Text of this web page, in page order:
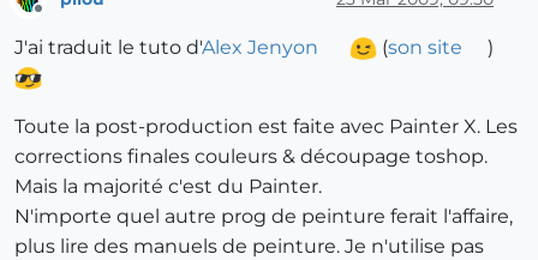
J'ai traduit le tuto d'Alex Jenyon (son site )
Toute la post-production est faite avec Painter X. Les
corrections finales couleurs & découpage toshop.
Mais la majorité c'est du Painter.
N'importe quel autre prog de peinture ferait l'affaire,
plus lire des manuels de peinture. Je n'utilise pas